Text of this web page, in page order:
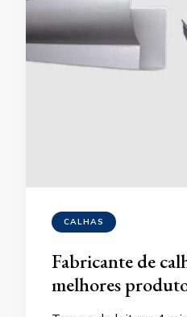
CALHAS
Fabricante de
melhores